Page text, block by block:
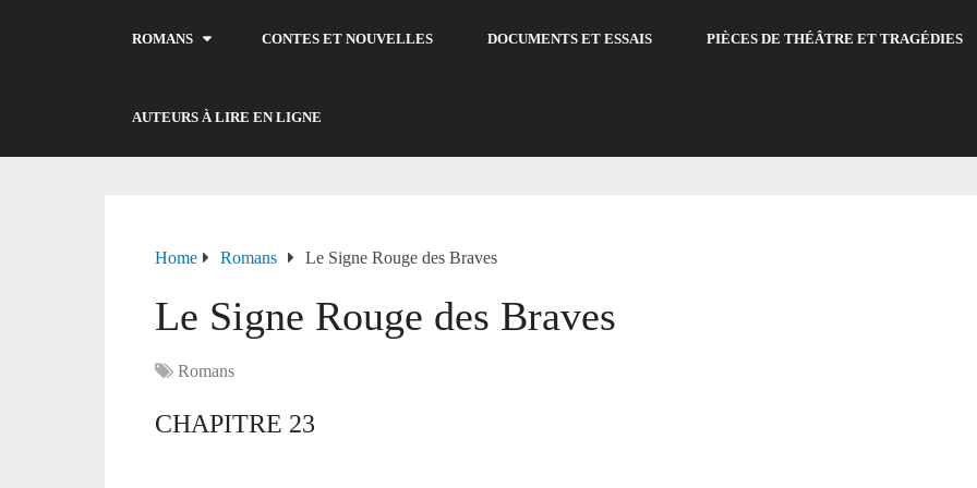
ROMANS CONTES ET NOUVELLES DOCUMENTS ET ESSAIS PIÈCES DE THÉÂTRE ET TRAGÉDIES
AUTEURS À LIRE EN LIGNE
Home Romans Le Signe Rouge des Braves
Le Signe Rouge des Braves
Romans
CHAPITRE 23